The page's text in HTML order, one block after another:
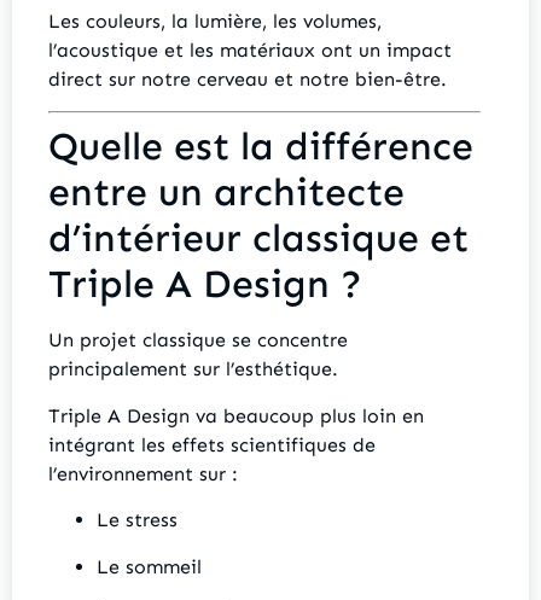
Les couleurs, la lumière, les volumes,
l’acoustique et les matériaux ont un impact
direct sur notre cerveau et notre bien-être.
Quelle est la différence
entre un architecte
d’intérieur classique et
Triple A Design ?
Un projet classique se concentre
principalement sur l’esthétique.
Triple A Design va beaucoup plus loin en
intégrant les effets scientifiques de
l’environnement sur :
Le stress
Le sommeil